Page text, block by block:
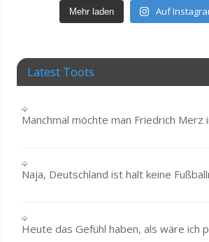
Mehr laden Auf
Latest Toots
Manchmal möchte man Friedrich
Naja, Deutschland ist halt keine
Heute das Gefühl haben, als wäre ich